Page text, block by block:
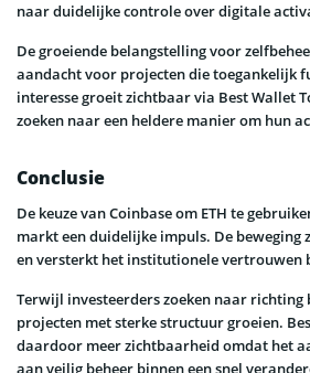
naar duidelijke controle over digitale
De groeiende belangstelling voor
aandacht voor projecten die toegankelijk
interesse groeit zichtbaar via Best Wallet
zoeken naar een heldere manier om hun
Conclusie
De keuze van Coinbase om ETH te
markt een duidelijke impuls. De
en versterkt het institutionele vertrouwen
Terwijl investeerders zoeken naar
projecten met sterke structuur groeien.
daardoor meer zichtbaarheid omdat het
aan veilig beheer binnen een snel